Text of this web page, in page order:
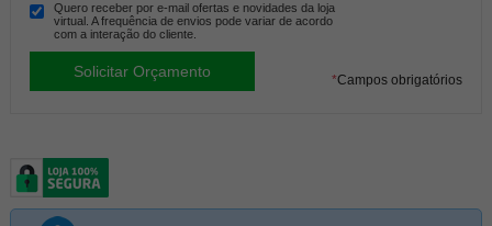
Quero receber por e-mail ofertas e novidades da loja
virtual. A frequência de envios pode variar de acordo
com a interação do cliente.
*Campos obrigatórios